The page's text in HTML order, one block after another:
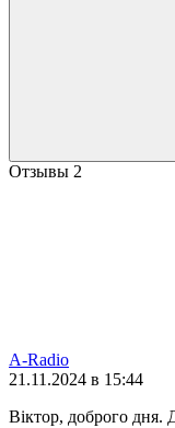
Отзывы 2
A-Radio
21.11.2024 в 15:44
Віктор, доброго дня.